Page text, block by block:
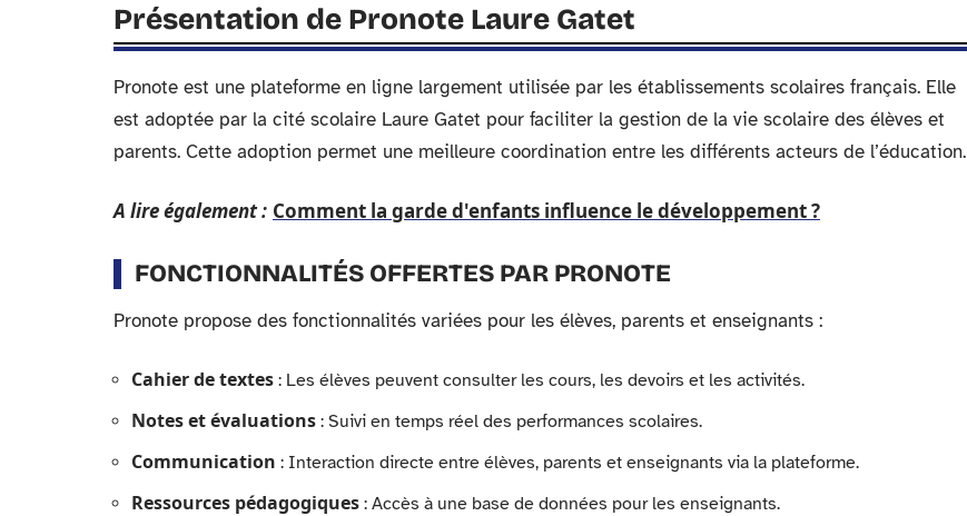
Présentation de Pronote Laure Gatet
Pronote est une plateforme en ligne largement utilisée par les établissements scolaires français. Elle
est adoptée par la cité scolaire Laure Gatet pour faciliter la gestion de la vie scolaire des élèves et
parents. Cette adoption permet une meilleure coordination entre les différents acteurs de l’éducation.
A lire également : Comment la garde d'enfants influence le développement ?
FONCTIONNALITÉS OFFERTES PAR PRONOTE
Pronote propose des fonctionnalités variées pour les élèves, parents et enseignants :
Cahier de textes : Les élèves peuvent consulter les cours, les devoirs et les activités.
Notes et évaluations : Suivi en temps réel des performances scolaires.
Communication : Interaction directe entre élèves, parents et enseignants via la plateforme.
Ressources pédagogiques : Accès à une base de données pour les enseignants.